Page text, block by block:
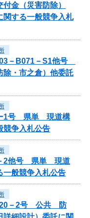
金（災害防除）
する一般競争入札
－B071－S1他号
・市之倉）他委託
ー1号 県単 現道構
競争入札公告
－2他号 県単 現道
一般競争入札公告
－2号 公共 防